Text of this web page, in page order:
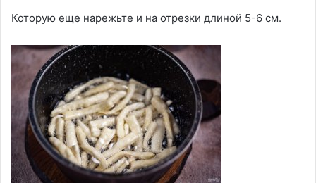
Которую еще нарежьте и на отрезки длиной 5-6 см.